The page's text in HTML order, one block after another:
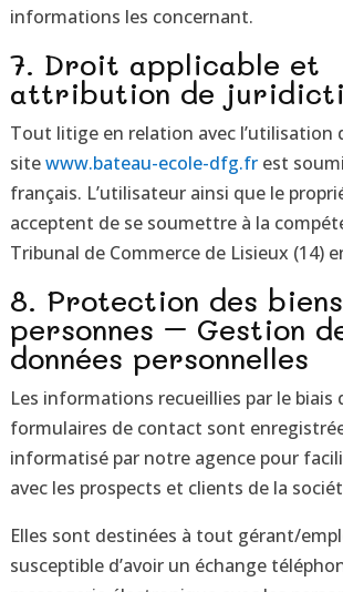
informations les concernant.
7. Droit applicable et
attribution de
Tout litige en relation avec l’utilisation
sitewww.bateau-ecole-dfg.fr est
français. L’utilisateur ainsi que le
acceptent de se soumettre à la
Tribunal de Commerce de Lisieux (14)
8. Protection des
personnes – Gestion
données personnelles
Les informations recueillies par le biais
formulaires de contact sont
informatisé par notre agence pour
avec les prospects et clients de la
Elles sont destinées à tout gérant/
susceptible d’avoir un échange